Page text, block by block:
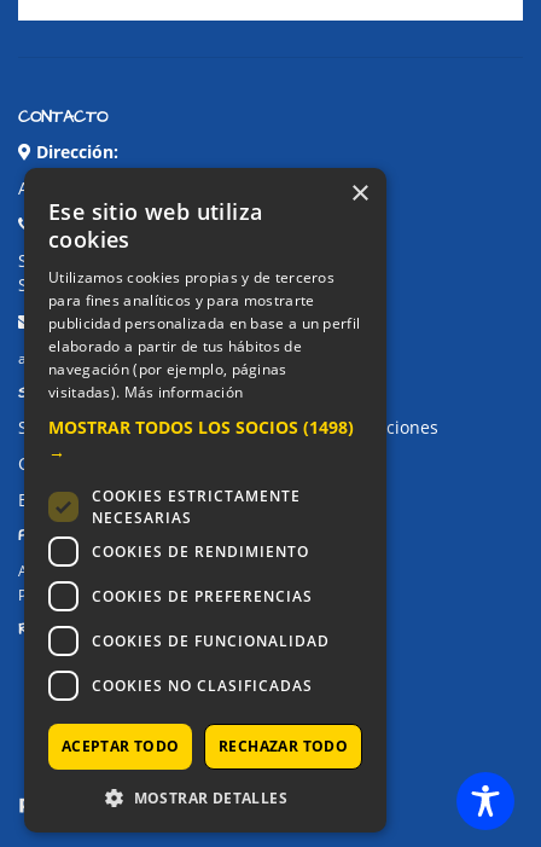
CONTACTO
Dirección:
Avda. de Pablo Iglesias, 4. Alcorcón
Teléfonos:
Secretaría Ppal:
Secretaría Infantil:91 643 61 33
Email:
alkor@colegioalkor.com
SUGERENCIAS Y CANAL DE DENUNCIAS
Sugerencias, Quejas, Reclamaciones y Felicitaciones
Canal de denuncias
Buzón denuncia drogas CM
PRIVACIDAD
Aviso legal / Política de privacidad
Política de Cookies
REDES SOCIALES
×
Ese sitio web utiliza
cookies
Utilizamos cookies propias y de terceros
para fines analíticos y para mostrarte
publicidad personalizada en base a un perfil
elaborado a partir de tus hábitos de
navegación (por ejemplo, páginas
visitadas). Más información
MOSTRAR TODOS LOS SOCIOS (1498)
→
COOKIES ESTRICTAMENTE
NECESARIAS
COOKIES DE RENDIMIENTO
COOKIES DE PREFERENCIAS
COOKIES DE FUNCIONALIDAD
COOKIES NO CLASIFICADAS
ACEPTAR TODO RECHAZAR TODO
MOSTRAR DETALLES